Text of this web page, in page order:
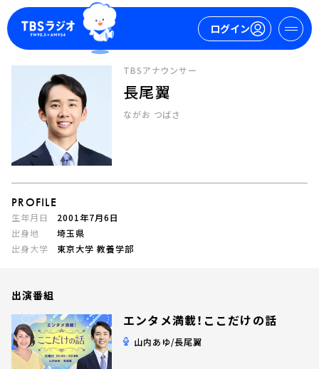
ログイン
マイページ
ログイン
今日の番組表
トピックス
お知らせ
イベント・グッズ
YouTube
TBSアナウンサー
長尾翼
ながお つばさ
PROFILE
生年月日
2001年7月6日
出身地
埼玉県
出身大学
東京大学 教養学部
出演番組
エンタメ満載！ここだけの話
山内あゆ/長尾翼